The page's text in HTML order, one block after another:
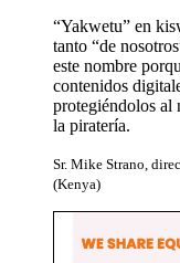
“Yakwetu” en
tanto “de
este nombre
contenidos
protegiéndolos al
la piratería.
Sr. Mike Strano,
(Kenya)